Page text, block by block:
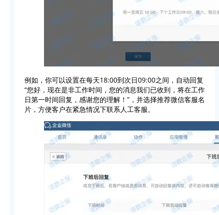
例如，你可以设置在每天18:00到次日09:00之间，自动回复
“您好，现在是非工作时间，您的消息我们已收到，将在工作
日第一时间回复，感谢您的理解！”，并选择推荐微信客服名
片，方便客户在紧急情况下联系人工客服。